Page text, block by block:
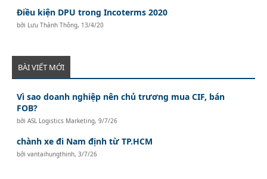
Điều kiện DPU trong Incoterms 2020
bởi Lưu Thành Thông, 13/4/20
BÀI VIẾT MỚI
Vì sao doanh nghiệp nên chủ trương mua CIF, bán
FOB?
bởiASL Logistics Marketing,9/7/26
chành xe đi Nam định từ TP.HCM
bởivantaihungthinh,3/7/26